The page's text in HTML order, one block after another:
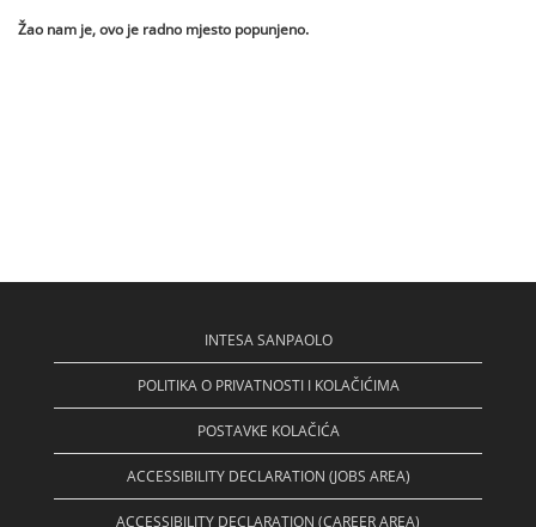
Žao nam je, ovo je radno mjesto popunjeno.
INTESA SANPAOLO
POLITIKA O PRIVATNOSTI I KOLAČIĆIMA
POSTAVKE KOLAČIĆA
ACCESSIBILITY DECLARATION (JOBS AREA)
ACCESSIBILITY DECLARATION (CAREER AREA)